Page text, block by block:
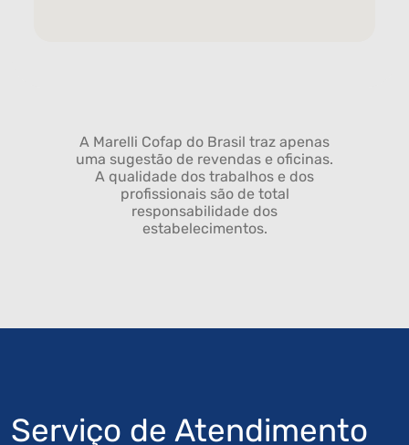
A Marelli Cofap do Brasil traz apenas
uma sugestão de revendas e oficinas.
A qualidade dos trabalhos e dos
profissionais são de total
responsabilidade dos
estabelecimentos.
Serviço de Atendimento